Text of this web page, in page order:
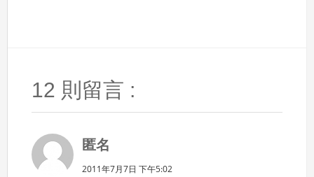
12 則留言 :
匿名
2011年7月7日 下午5:02